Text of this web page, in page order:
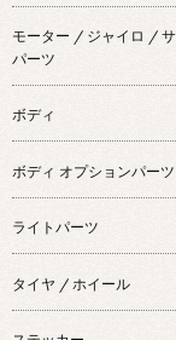
モーター / ジャイロ /
パーツ
ボディ
ボディ オプションパーツ
ライトパーツ
タイヤ / ホイール